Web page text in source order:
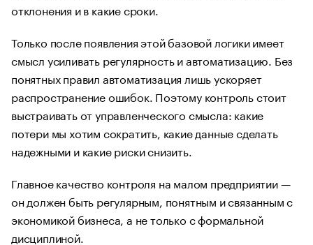
отклонения и в какие сроки.
Только после появления этой базовой логики имеет
смысл усиливать регулярность и автоматизацию. Без
понятных правил автоматизация лишь ускоряет
распространение ошибок. Поэтому контроль стоит
выстраивать от управленческого смысла: какие
потери мы хотим сократить, какие данные сделать
надежными и какие риски снизить.
Главное качество контроля на малом предприятии —
он должен быть регулярным, понятным и связанным с
экономикой бизнеса, а не только с формальной
дисциплиной.